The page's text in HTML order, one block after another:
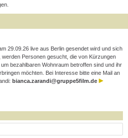
29.09.26 live aus Berlin gesendet wird und sich
Personen gesucht, die von Kürzungen
bezahlbaren Wohnraum betroffen sind und ihr
möchten. Bei Interesse bitte eine Mail an
bianca.zarandi@gruppe5film.de